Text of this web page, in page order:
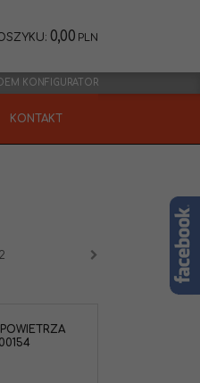
0,00 PLN
KONFIGURATOR
KONTAKT
2